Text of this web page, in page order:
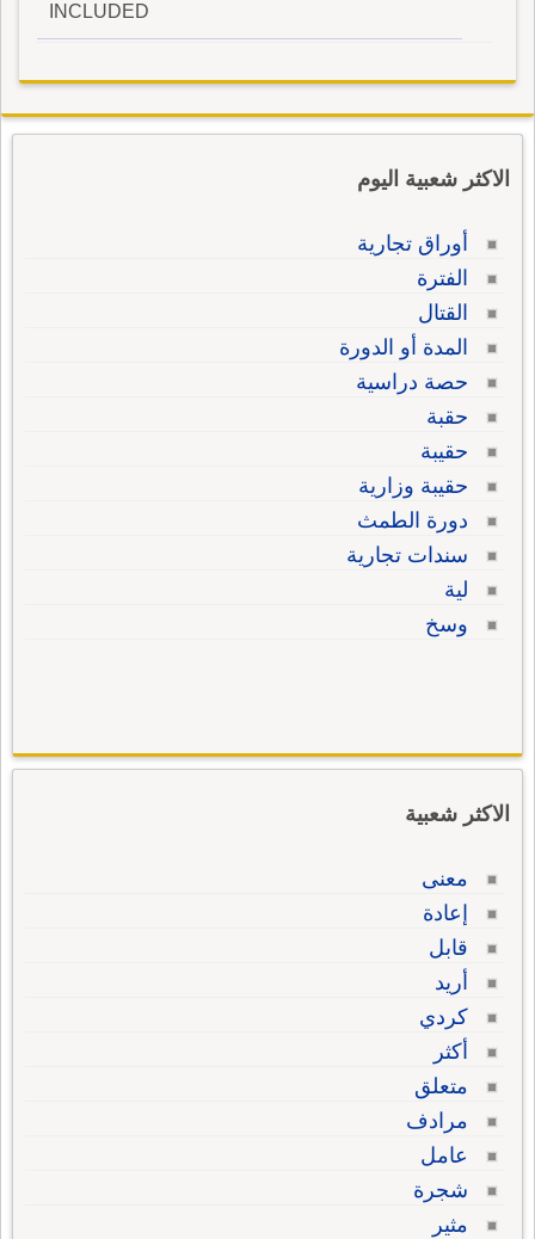
INCLUDED
الاكثر شعبية اليوم
أوراق تجارية
الفترة
القتال
المدة أو الدورة
حصة دراسية
حقبة
حقيبة
حقيبة وزارية
دورة الطمث
سندات تجارية
لية
وسخ
الاكثر شعبية
معنى
إعادة
قابل
أريد
كردي
أكثر
متعلق
مرادف
عامل
شجرة
مثير